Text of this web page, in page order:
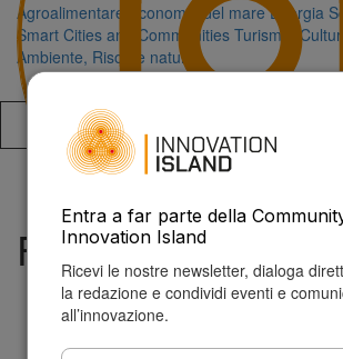
Agroalimentare Economia del mare Energia
Smart Cities and Communities Turismo,
Ambiente, Risorse naturali
Fediverso
Entra a far parte della
Innovation Island
Ricevi le nostre newsletter, dialoga
la redazione e condividi eventi e
all’innovazione.